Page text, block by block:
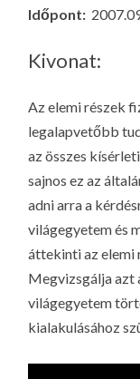
Időpont:
Kivonat:
Az elemi részek
legalapvetőbb
az összes
sajnos ez az
adni arra a
világegyetem és
áttekinti az elemi
Megvizsgálja azt
világegyetem
kialakulásához